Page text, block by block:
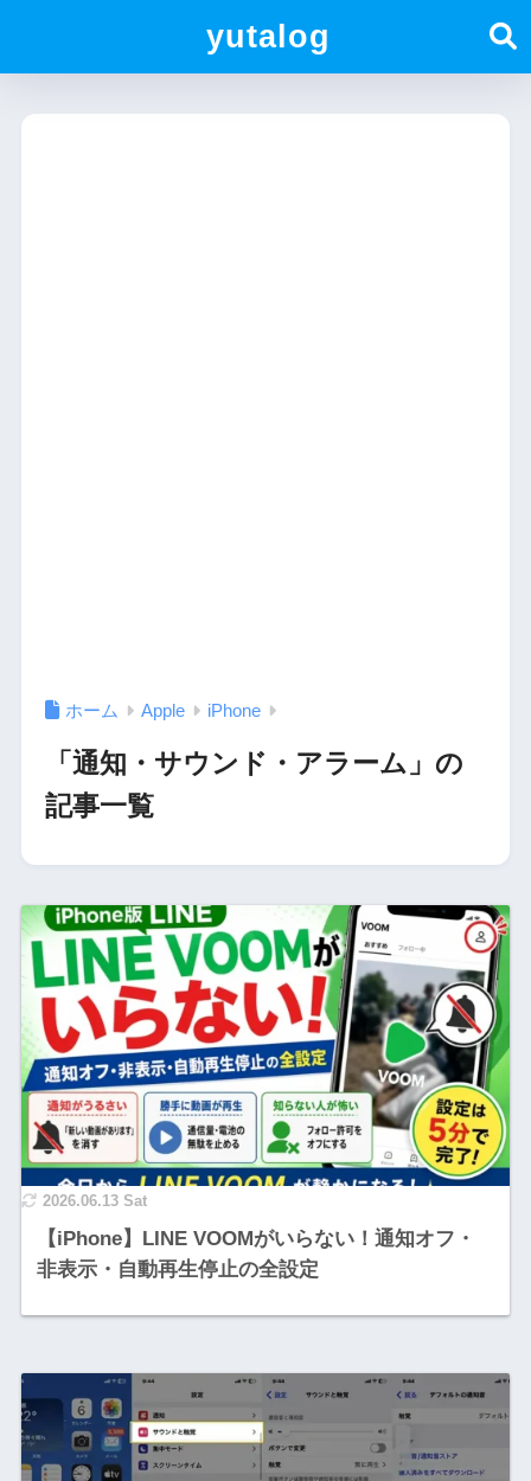
yutalog
ホーム Apple iPhone
「通知・サウンド・アラーム」の
記事一覧
2026.06.13 Sat
【iPhone】LINE VOOMがいらない！通知オフ・
非表示・自動再生停止の全設定